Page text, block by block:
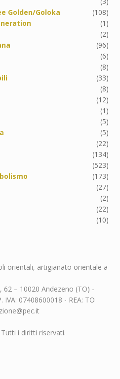
Golden/Goloka
(108)
(1)
(2)
(96)
(6)
(8)
(33)
(8)
(12)
(1)
(5)
(5)
(22)
(134)
(523)
(173)
(27)
(2)
(22)
(10)
orientali, artigianato orientale a
62 – 10020 Andezeno (TO) -
IVA: 07408600018 - REA: TO
i diritti riservati.